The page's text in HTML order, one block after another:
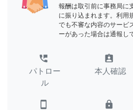
報酬は取引前に事務局に
に振り込まれます。利用
でも不審な内容のサービ
ーがあった場合は通報し
perm_phone_msg
パトロー
ル
assignment_ind
本人確認
smartphone lock